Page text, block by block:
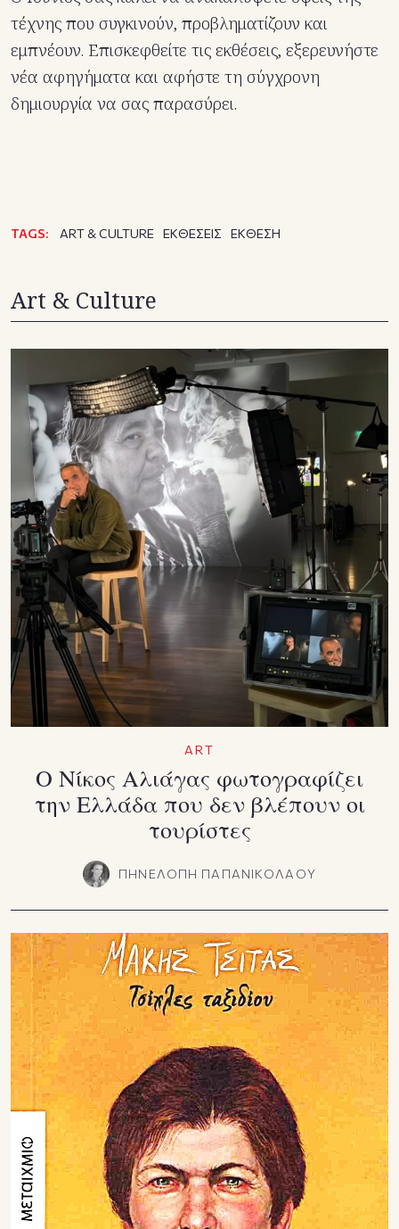
τέχνης που συγκινούν, προβληματίζουν και
εμπνέουν. Επισκεφθείτε τις εκθέσεις, εξερευνήστε
νέα αφηγήματα και αφήστε τη σύγχρονη
δημιουργία να σας παρασύρει.
TAGS: ART & CULTURE ΕΚΘΕΣΕΙΣ ΕΚΘΕΣΗ
Art & Culture
ART
Ο Νίκος Αλιάγας φωτογραφίζει
την Ελλάδα που δεν βλέπουν οι
τουρίστες
ΠΗΝΕΛΟΠΗ ΠΑΠΑΝΙΚΟΛΑΟΥ